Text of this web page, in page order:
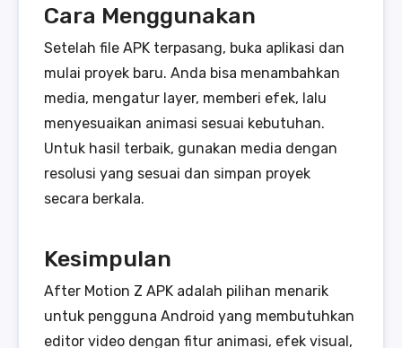
Cara Menggunakan
Setelah file APK terpasang, buka aplikasi dan
mulai proyek baru. Anda bisa menambahkan
media, mengatur layer, memberi efek, lalu
menyesuaikan animasi sesuai kebutuhan.
Untuk hasil terbaik, gunakan media dengan
resolusi yang sesuai dan simpan proyek
secara berkala.
Kesimpulan
After Motion Z APK adalah pilihan menarik
untuk pengguna Android yang membutuhkan
editor video dengan fitur animasi, efek visual,